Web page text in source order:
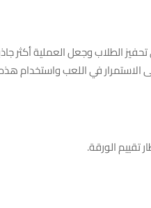
الطلاب وجعل العملية أكثر
في اللعب واستخدام
تقييم الورقة.